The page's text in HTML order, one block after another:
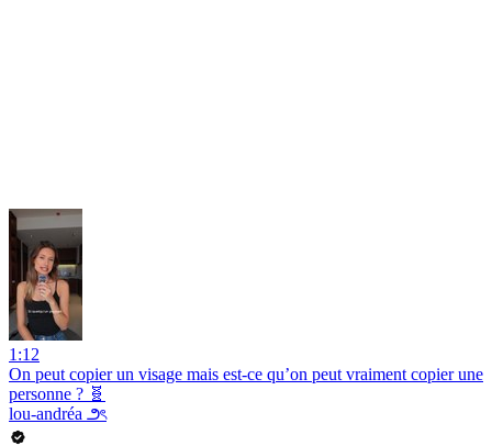
1:12
On peut copier un visage mais est-ce qu’on peut vraiment copier une
personne ? 🧬
lou-andréa ౨ৎ